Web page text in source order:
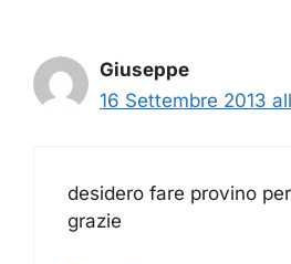
Giuseppe
16 Settembre 2013
desidero fare provino
grazie